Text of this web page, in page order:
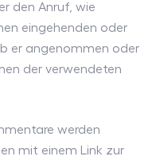
den Anruf, wie
eingehenden oder
er angenommen oder
der verwendeten
werden
mit einem Link zur